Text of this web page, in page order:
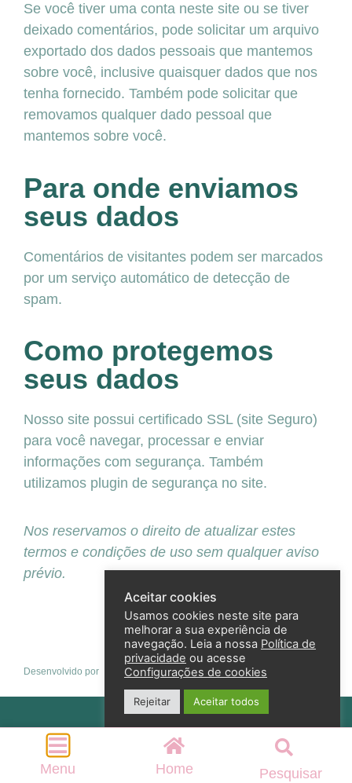
Se você tiver uma conta neste site ou se tiver
deixado comentários, pode solicitar um arquivo
exportado dos dados pessoais que mantemos
sobre você, inclusive quaisquer dados que nos
tenha fornecido. Também pode solicitar que
removamos qualquer dado pessoal que
mantemos sobre você.
Para onde enviamos
seus dados
Comentários de visitantes podem ser marcados
por um serviço automático de detecção de
spam.
Como protegemos
seus dados
Nosso site possui certificado SSL (site Seguro)
para você navegar, processar e enviar
informações com segurança. Também
utilizamos plugin de segurança no site.
Nos reservamos o direito de atualizar estes
termos e condições de uso sem qualquer aviso
prévio.
Desenvolvido por
Política de privacidade
2026 – Andreza Goulart – Todos os direitos reservados
Aceitar cookies
Usamos cookies neste site para
melhorar a sua experiência de
navegação. Leia a nossa Política de
privacidade ou acesse
Configurações de cookies
Rejeitar Aceitar todos
Menu Home Pesquisar